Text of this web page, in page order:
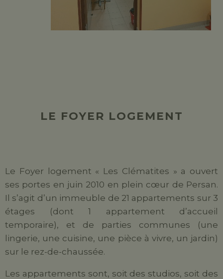
LE FOYER LOGEMENT
Le Foyer logement « Les Clématites » a ouvert
ses portes en juin 2010 en plein cœur de Persan.
Il s’agit d’un immeuble de 21 appartements sur 3
étages (dont 1 appartement d’accueil
temporaire), et de parties communes (une
lingerie, une cuisine, une pièce à vivre, un jardin)
sur le rez-de-chaussée.
Les appartements sont, soit des studios, soit des